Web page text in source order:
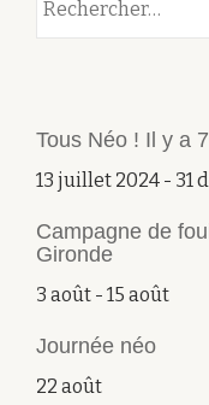
Tous Néo ! Il y a
13 juillet 2024 - 31
Campagne de
Gironde
3 août - 15 août
Journée néo
22 août